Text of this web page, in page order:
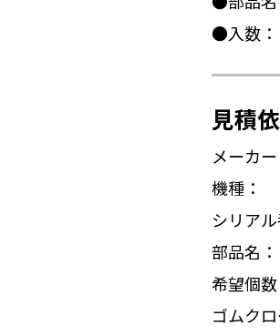
●入数：
見積
メーカー
機種：
シリア
部品名：
希望個数
ゴムク